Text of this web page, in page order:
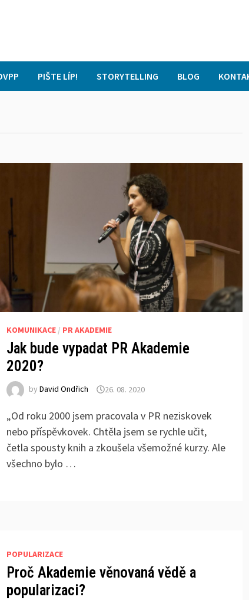
PIŠTE LÍP! STORYTELLING BLOG
KOMUNIKACE / PR AKADEMIE
Jak bude vypadat PR Akademie
2020?
byDavid Ondřich 26. 08. 2020
„Od roku 2000 jsem pracovala v PR neziskovek
nebo příspěvkovek. Chtěla jsem se rychle učit,
četla spousty knih a zkoušela všemožné kurzy. Ale
všechno bylo …
POPULARIZACE
Proč Akademie věnovaná vědě a
popularizaci?